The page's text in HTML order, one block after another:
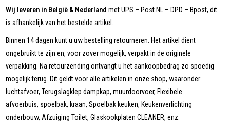
Wij leveren in België & Nederland met UPS – Post NL – DPD – Bpost, dit
is afhankelijk van het bestelde artikel.
Binnen 14 dagen kunt u uw bestelling retourneren. Het artikel dient
ongebruikt te zijn en, voor zover mogelijk, verpakt in de originele
verpakking. Na retourzending ontvangt u het aankoopbedrag zo spoedig
mogelijk terug. Dit geldt voor alle artikelen in onze shop, waaronder:
luchtafvoer, Terugslagklep dampkap, muurdoorvoer, Flexibele
afvoerbuis, spoelbak, kraan, Spoelbak keuken, Keukenverlichting
onderbouw, Afzuiging Toilet, Glaskookplaten CLEANER, enz.